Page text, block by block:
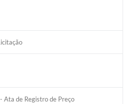
Ata de Registro de Preço